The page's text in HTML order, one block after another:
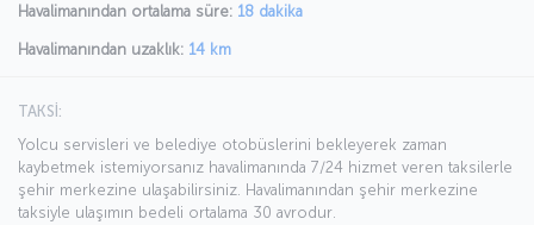
Havalimanından ortalama süre: 18 dakika
Havalimanından uzaklık: 14 km
TAKSİ:
Yolcu servisleri ve belediye otobüslerini bekleyerek zaman
kaybetmek istemiyorsanız havalimanında 7/24 hizmet veren taksilerle
şehir merkezine ulaşabilirsiniz. Havalimanından şehir merkezine
taksiyle ulaşımın bedeli ortalama 30 avrodur.